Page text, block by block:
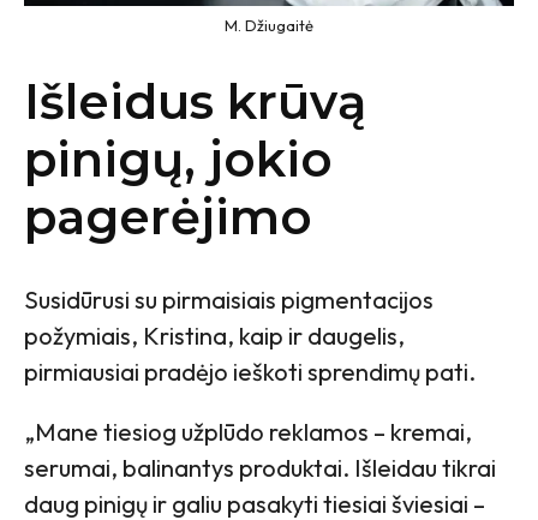
M. Džiugaitė
Išleidus krūvą
pinigų, jokio
pagerėjimo
Susidūrusi su pirmaisiais pigmentacijos
požymiais, Kristina, kaip ir daugelis,
pirmiausiai pradėjo ieškoti sprendimų pati.
„Mane tiesiog užplūdo reklamos – kremai,
serumai, balinantys produktai. Išleidau tikrai
daug pinigų ir galiu pasakyti tiesiai šviesiai –